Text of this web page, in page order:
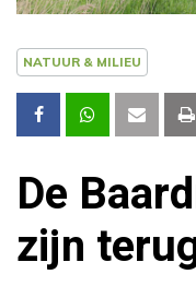
NATUUR & MILIEU
De
zijn